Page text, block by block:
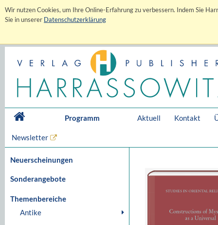
Wir nutzen Cookies, um Ihre Online-Erfahrung zu verbessern. Indem Sie
Sie in unserer Datenschutzerklärung
Programm Aktuell Kontakt
Newsletter
Neuerscheinungen
Sonderangebote
Themenbereiche
Antike